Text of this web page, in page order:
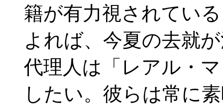
籍が有力視されてい
よれば、今夏の去就
代理人は「レアル・
したい。彼らは常に